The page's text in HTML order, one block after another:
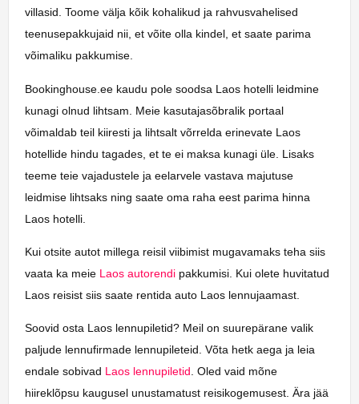
villasid. Toome välja kõik kohalikud ja rahvusvahelised
teenusepakkujaid nii, et võite olla kindel, et saate parima
võimaliku pakkumise.
Bookinghouse.ee kaudu pole soodsa Laos hotelli leidmine
kunagi olnud lihtsam. Meie kasutajasõbralik portaal
võimaldab teil kiiresti ja lihtsalt võrrelda erinevate Laos
hotellide hindu tagades, et te ei maksa kunagi üle. Lisaks
teeme teie vajadustele ja eelarvele vastava majutuse
leidmise lihtsaks ning saate oma raha eest parima hinna
Laos hotelli.
Kui otsite autot millega reisil viibimist mugavamaks teha siis
vaata ka meie Laos autorendi pakkumisi. Kui olete huvitatud
Laos reisist siis saate rentida auto Laos lennujaamast.
Soovid osta Laos lennupiletid? Meil on suurepärane valik
paljude lennufirmade lennupileteid. Võta hetk aega ja leia
endale sobivad Laos lennupiletid. Oled vaid mõne
hiireklõpsu kaugusel unustamatust reisikogemusest. Ära jää